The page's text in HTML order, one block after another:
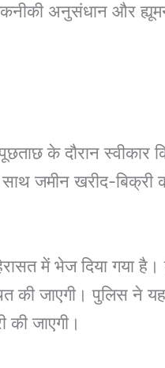
तकनीकी अनुसंधान और
के दौरान स्वीकार
साथ जमीन खरीद-
में भेज दिया गया
की जाएगी। पुलिस ने
की जाएगी।